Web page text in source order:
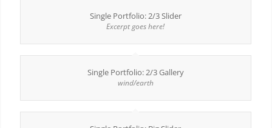
Single Portfolio: 2/3 Slider
Excerpt goes here!
Single Portfolio: 2/3 Gallery
wind/earth